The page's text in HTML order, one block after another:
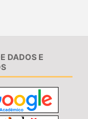
DADOS E